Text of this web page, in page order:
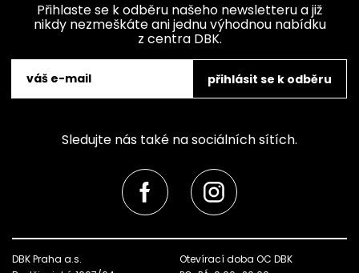
Přihlaste se k odběru našeho newsletteru a již
nikdy nezmeškáte ani jednu výhodnou nabídku
z centra DBK.
přihlásit se k odběru
Sledujte nás také na sociálních sítích.
DBK Praha a.s.
Otevírací doba OC DBK